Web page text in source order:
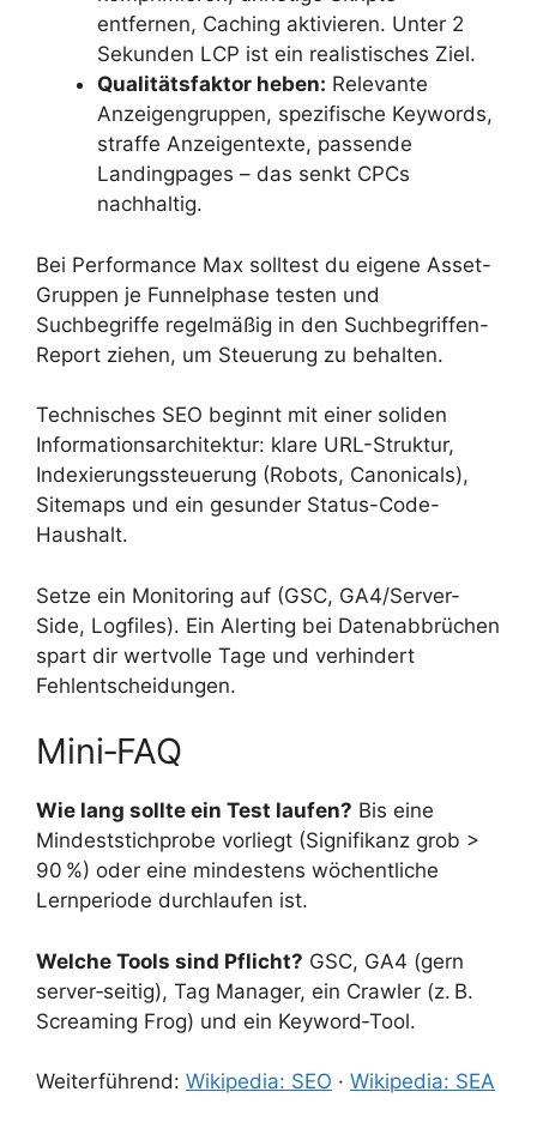
entfernen, Caching aktivieren. Unter 2
Sekunden LCP ist ein realistisches Ziel.
Qualitätsfaktor heben: Relevante
Anzeigengruppen, spezifische Keywords,
straffe Anzeigentexte, passende
Landingpages – das senkt CPCs
nachhaltig.
Bei Performance Max solltest du eigene Asset-
Gruppen je Funnelphase testen und
Suchbegriffe regelmäßig in den Suchbegriffen-
Report ziehen, um Steuerung zu behalten.
Technisches SEO beginnt mit einer soliden
Informationsarchitektur: klare URL-Struktur,
Indexierungssteuerung (Robots, Canonicals),
Sitemaps und ein gesunder Status-Code-
Haushalt.
Setze ein Monitoring auf (GSC, GA4/Server-
Side, Logfiles). Ein Alerting bei Datenabbrüchen
spart dir wertvolle Tage und verhindert
Fehlentscheidungen.
Mini‑FAQ
Wie lang sollte ein Test laufen? Bis eine
Mindeststichprobe vorliegt (Signifikanz grob >
90 %) oder eine mindestens wöchentliche
Lernperiode durchlaufen ist.
Welche Tools sind Pflicht? GSC, GA4 (gern
server‑seitig), Tag Manager, ein Crawler (z. B.
Screaming Frog) und ein Keyword‑Tool.
Weiterführend: Wikipedia: SEO · Wikipedia: SEA